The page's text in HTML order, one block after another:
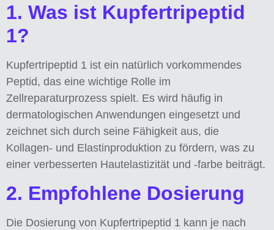
1. Was ist Kupfertripeptid
1?
Kupfertripeptid 1 ist ein natürlich vorkommendes
Peptid, das eine wichtige Rolle im
Zellreparaturprozess spielt. Es wird häufig in
dermatologischen Anwendungen eingesetzt und
zeichnet sich durch seine Fähigkeit aus, die
Kollagen- und Elastinproduktion zu fördern, was zu
einer verbesserten Hautelastizität und -farbe beiträgt.
2. Empfohlene Dosierung
Die Dosierung von Kupfertripeptid 1 kann je nach